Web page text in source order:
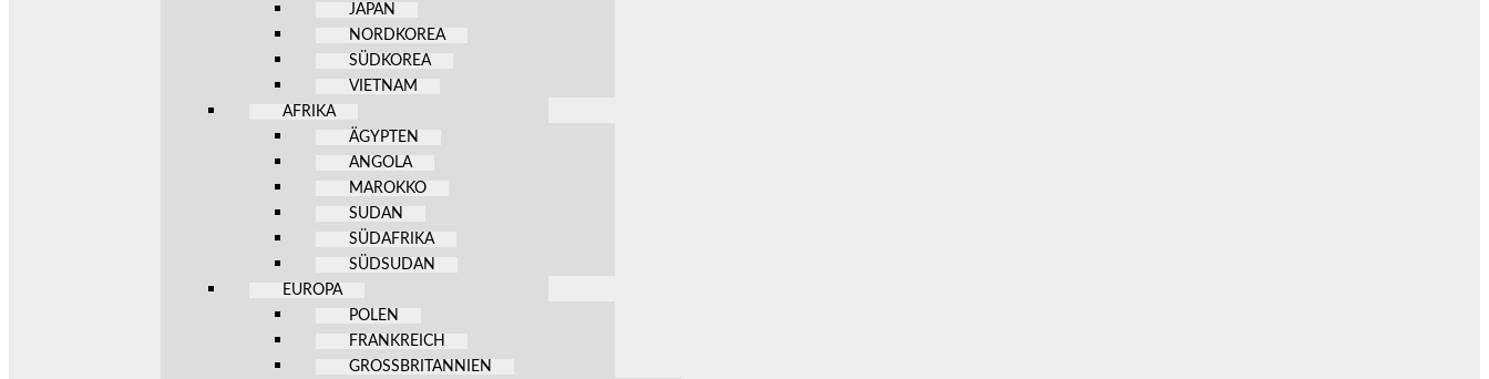
JAPAN
NORDKOREA
SÜDKOREA
VIETNAM
AFRIKA
ÄGYPTEN
ANGOLA
MAROKKO
SUDAN
SÜDAFRIKA
SÜDSUDAN
EUROPA
POLEN
FRANKREICH
GROSSBRITANNIEN